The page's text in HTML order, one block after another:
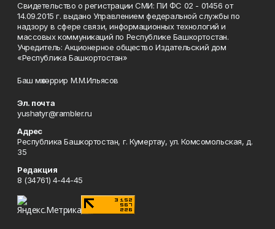
Свидетельство о регистрации СМИ: ПИ ФС 02 - 01456 от
14.09.2015 г. выдано Управлением федеральной службы по
надзору в сфере связи, информационных технологий и
массовых коммуникаций по Республике Башкортостан.
Учредитель: Акционерное общество Издательский дом
«Республика Башкортостан»
Баш мөхәррир М.М.Ильясов
Эл. почта
yushatyr@rambler.ru
Адрес
Республика Башкортостан, г. Кумертау, ул. Комсомольская, д.
35
Редакция
8 (34761) 4-44-45